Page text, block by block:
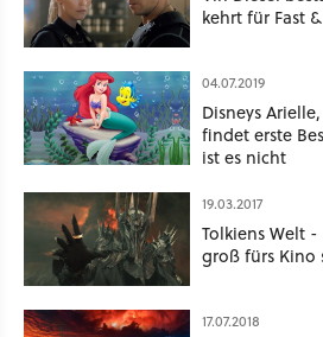
kehrt für Fast
04.07.2019
Disneys
findet erste
ist es nicht
19.03.2017
Tolkiens Welt
groß fürs Kino
17.07.2018